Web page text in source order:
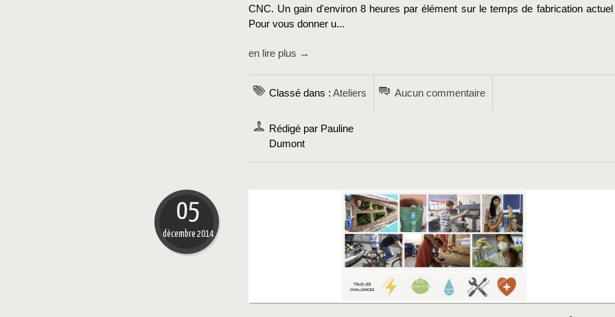
CNC. Un gain d'environ 8 heures par élément sur le temps de fabrication
Pour vous donner u...
en lire plus →
Classé dans : Ateliers Aucun commentaire
Rédigé par Pauline
Dumont
05
décembre 2014